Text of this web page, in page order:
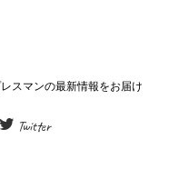
Twitter